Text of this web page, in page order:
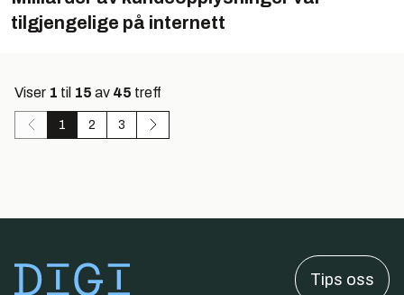
tilgjengelige på internett
Viser 1 til 15 av 45 treff
1 2 3
Tips oss